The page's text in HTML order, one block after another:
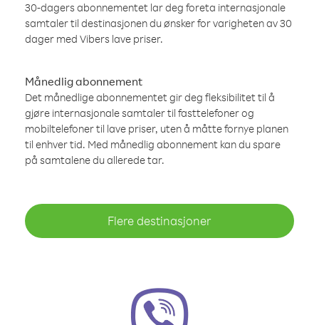
30-dagers abonnementet lar deg foreta internasjonale
samtaler til destinasjonen du ønsker for varigheten av 30
dager med Vibers lave priser.
Månedlig abonnement
Det månedlige abonnementet gir deg fleksibilitet til å
gjøre internasjonale samtaler til fasttelefoner og
mobiltelefoner til lave priser, uten å måtte fornye planen
til enhver tid. Med månedlig abonnement kan du spare
på samtalene du allerede tar.
Flere destinasjoner